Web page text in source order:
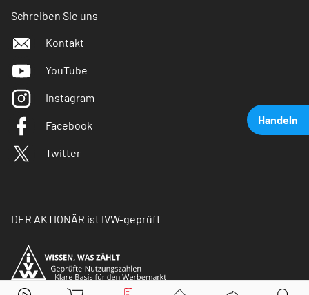
Handeln
Schreiben Sie uns
Kontakt
YouTube
Instagram
Facebook
Twitter
DER AKTIONÄR ist IVW-geprüft